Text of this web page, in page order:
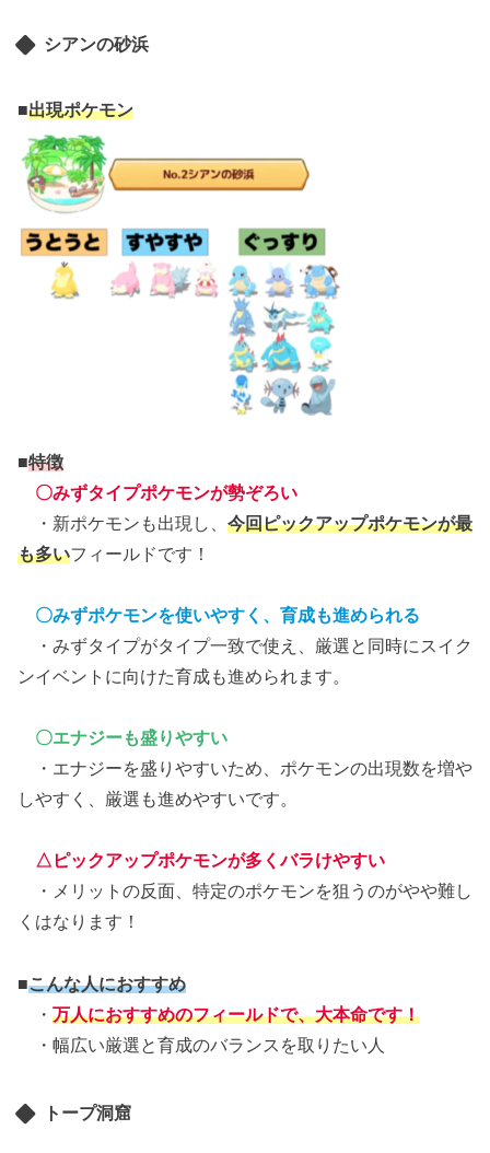
シアンの砂浜
■出現ポケモン
■特徴
〇みずタイプポケモンが勢ぞろい
・新ポケモンも出現し、 今回ピックアップポケモンが最
も多いフィールドです！
〇みずポケモンを使いやすく、育成も進められる
・みずタイプがタイプ一致で使え、厳選と同時にスイク
ンイベントに向けた育成も進められます。
〇エナジーも盛りやすい
・エナジーを盛りやすいため、ポケモンの出現数を増や
しやすく、厳選も進めやすいです。
△ピックアップポケモンが多くバラけやすい
・メリットの反面、特定のポケモンを狙うのがやや難し
くはなります！
■こんな人におすすめ
・ 万人におすすめのフィールドで、大本命です！
・幅広い厳選と育成のバランスを取りたい人
トープ洞窟